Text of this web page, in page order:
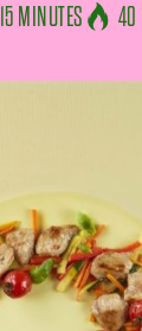
15 MINUTES 40